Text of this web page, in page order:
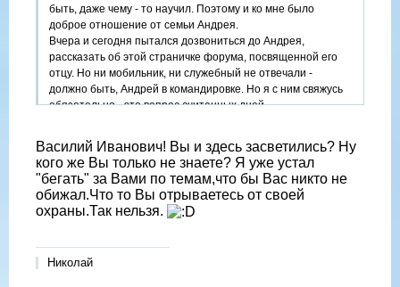
быть, даже чему - то научил. Поэтому и ко мне было
доброе отношение от семьи Андрея.
Вчера и сегодня пытался дозвониться до Андрея,
рассказать об этой страничке форума, посвященной его
отцу. Но ни мобильник, ни служебный не отвечали -
должно быть, Андрей в командировке. Но я с ним свяжусь
обязательно - это вопрос считанных дней.
гордиться. Умный, работящий, скромный. Арабист -
ближневосточник. Был послом России в Саудовской
Аравии, затем занимал должность заместителя директора
Департамента Африки МИД РФ. Сейчас занимается
внешними связями то ли в Государственной Думе, то в
Совете Федерации. Имеет двух дочерей, но дедом,
Ждите его на этой страничке!
Василий Иванович! Вы и здесь засветились? Ну
кого же Вы только не знаете? Я уже устал
"бегать" за Вами по темам,что бы Вас никто не
обижал.Что то Вы отрываетесь от своей
охраны.Так нельзя.
Николай